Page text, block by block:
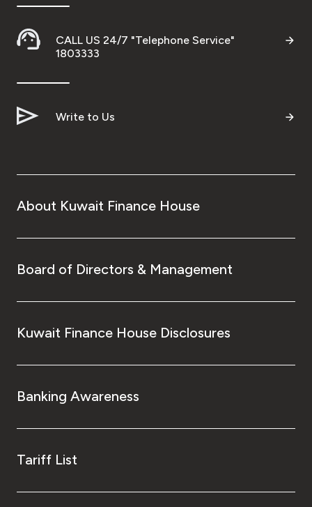
CALL US 24/7 "Telephone Service"
1803333
Write to Us
About Kuwait Finance House
Board of Directors & Management
Kuwait Finance House Disclosures
Banking Awareness
Tariff List